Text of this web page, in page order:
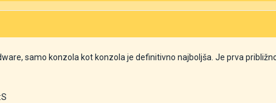
samo konzola kot konzola je definitivno najboljša. Je prva
:S